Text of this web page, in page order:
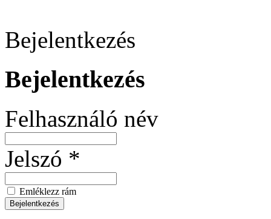
Bejelentkezés
Bejelentkezés
Felhasználó név
Jelszó *
Emléklezz rám